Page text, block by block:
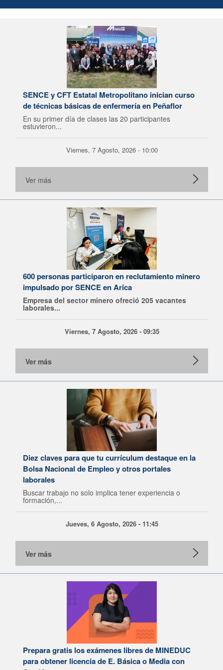
SENCE y CFT Estatal Metropolitano inician curso
de técnicas básicas de enfermería en Peñaflor
En su primer día de clases las 20 participantes
estuvieron...
Viernes, 7 Agosto, 2026 - 10:00
Ver más
600 personas participaron en reclutamiento minero
impulsado por SENCE en Arica
Empresa del sector minero ofreció 205 vacantes
laborales...
Viernes, 7 Agosto, 2026 - 09:35
Ver más
Diez claves para que tu currículum destaque en la
Bolsa Nacional de Empleo y otros portales
laborales
Buscar trabajo no solo implica tener experiencia o
formación,...
Jueves, 6 Agosto, 2026 - 11:45
Ver más
Prepara gratis los exámenes libres de MINEDUC
para obtener licencia de E. Básica o Media con